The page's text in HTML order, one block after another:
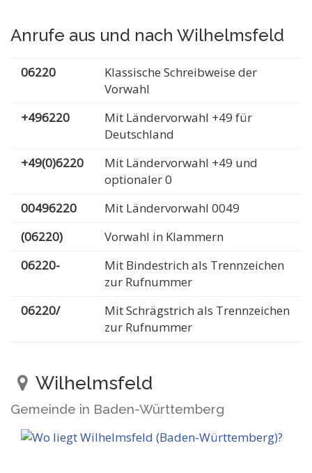
Anrufe aus und nach Wilhelmsfeld
06220
Klassische Schreibweise der
Vorwahl
+496220
Mit Ländervorwahl +49 für
Deutschland
+49(0)6220
Mit Ländervorwahl +49 und
optionaler 0
00496220
Mit Ländervorwahl 0049
(06220)
Vorwahl in Klammern
06220-
Mit Bindestrich als Trennzeichen
zur Rufnummer
06220/
Mit Schrägstrich als Trennzeichen
zur Rufnummer
Wilhelmsfeld
Gemeinde in Baden-Württemberg